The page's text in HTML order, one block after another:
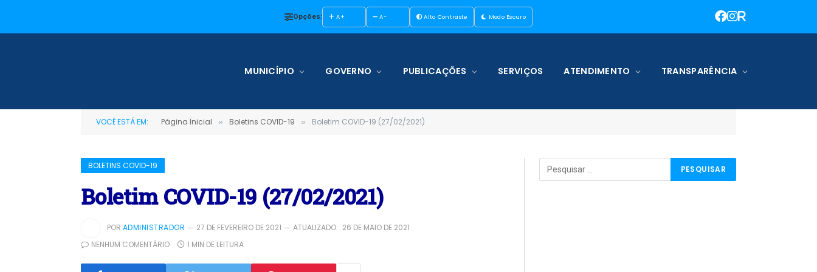
Opções: A+ A- Alto Contraste Modo Escuro
MUNICÍPIO GOVERNO PUBLICAÇÕES SERVIÇOS ATENDIMENTO TRANSPARÊNCIA
VOCÊ ESTÁ EM: Página Inicial » Boletins COVID-19 » Boletim COVID-19 (27/02/2021)
BOLETINS COVID-19
Boletim COVID-19 (27/02/2021)
POR ADMINISTRADOR 27 DE FEVEREIRO DE 2021 ATUALIZADO: 26 DE MAIO DE 2021
NENHUM COMENTÁRIO
1 MIN DE LEITURA